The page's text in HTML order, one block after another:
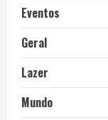
Eventos
Geral
Lazer
Mundo